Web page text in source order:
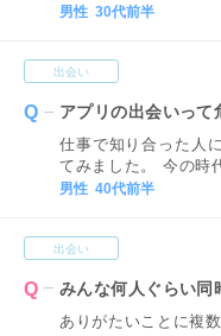
価値観が合いそうに
ドバイス頂ければと思
男性 30代前半
出会い
アプリの出会いって
仕事で知り合った人
てみました。 今の時
してもアプリでの出
アプリでの出会いに危
男性 40代前半
出会い
みんな何人ぐらい同
ありがたいことに複